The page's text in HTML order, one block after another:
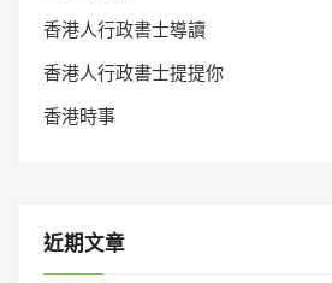
香港人行政書士導讀
香港人行政書士提提你
香港時事
近期文章